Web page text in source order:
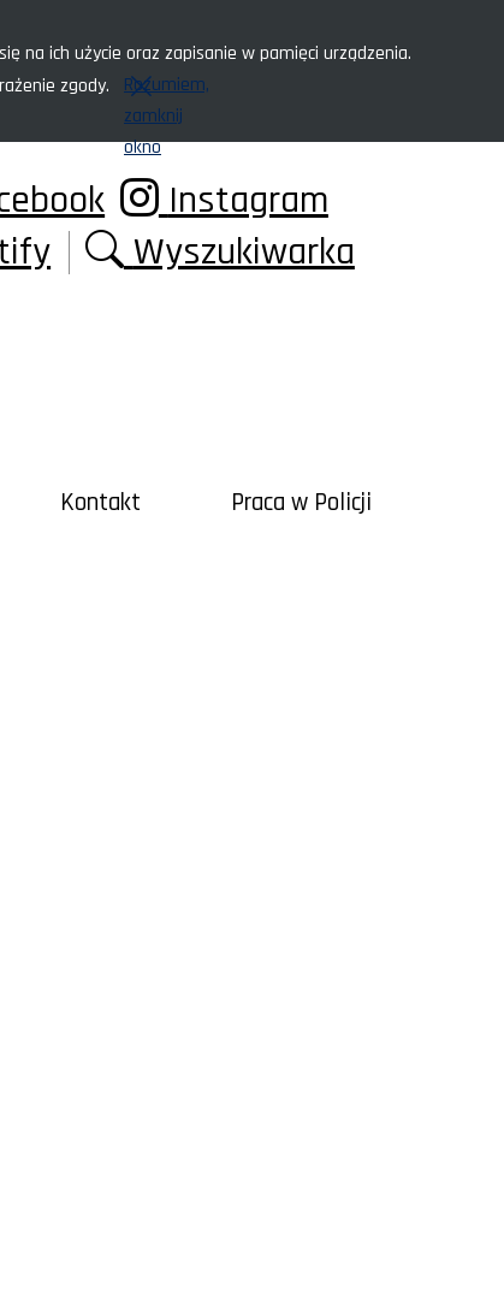
na ich użycie oraz zapisanie w pamięci urządzenia.
zgody.
Rozumiem,
zamknij
okno
Instagram
Wyszukiwarka
Kontakt Praca w Policji